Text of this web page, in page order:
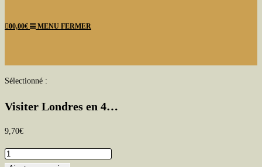
00,00€ MENU FERMER
Sélectionné :
Visiter Londres en 4…
9,70€
quantité